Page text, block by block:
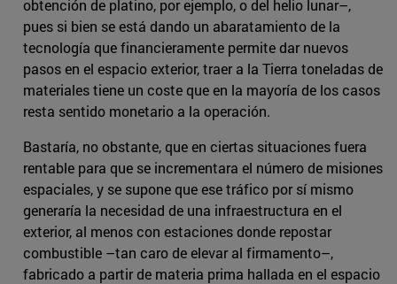
obtención de platino, por ejemplo, o del helio lunar–,
pues si bien se está dando un abaratamiento de la
tecnología que financieramente permite dar nuevos
pasos en el espacio exterior, traer a la Tierra toneladas de
materiales tiene un coste que en la mayoría de los casos
resta sentido monetario a la operación.
Bastaría, no obstante, que en ciertas situaciones fuera
rentable para que se incrementara el número de misiones
espaciales, y se supone que ese tráfico por sí mismo
generaría la necesidad de una infraestructura en el
exterior, al menos con estaciones donde repostar
combustible –tan caro de elevar al firmamento–,
fabricado a partir de materia prima hallada en el espacio